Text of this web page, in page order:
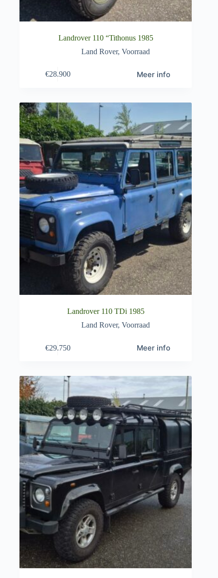
Landrover 110 “Tithonus 1985
Land Rover, Voorraad
€28.900 Meer info
Landrover 110 TDi 1985
Land Rover, Voorraad
€29.750 Meer info